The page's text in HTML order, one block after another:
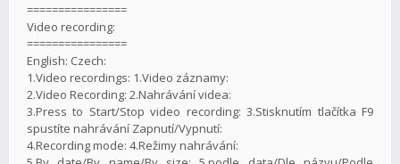
================
Video recording:
================
English: Czech:
1.Video recordings: 1.Video záznamy:
2.Video Recording: 2.Nahrávání videa:
3.Press to Start/Stop video recording: 3.Stisknutím tlačítka F9
spustíte nahrávání Zapnutí/Vypnutí:
4.Recording mode: 4.Režimy nahrávání: